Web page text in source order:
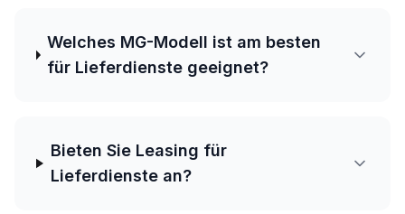
Welches MG-Modell ist am besten
für Lieferdienste geeignet?
Bieten Sie Leasing für
Lieferdienste an?